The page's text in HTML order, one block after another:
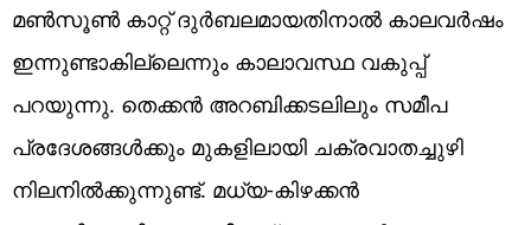
മണ്‍സൂണ്‍ കാറ്റ് ദുര്‍ബലമായതിനാല്‍ കാലവര്‍ഷം
ഇന്നുണ്ടാകില്ലെന്നും കാലാവസ്ഥ വകുപ്പ്
പറയുന്നു. തെക്കന്‍ അറബിക്കടലിലും സമീപ
പ്രദേശങ്ങള്‍ക്കും മുകളിലായി ചക്രവാതച്ചുഴി
നിലനില്‍ക്കുന്നുണ്ട്. മധ്യ-കിഴക്കന്‍